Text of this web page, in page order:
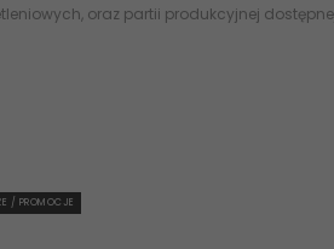
oraz partii produkcyjnej
/ PROMOCJE